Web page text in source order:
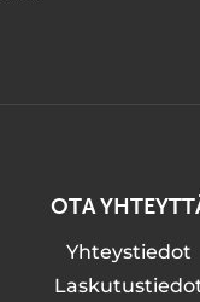
OTA
Yhteystiedot